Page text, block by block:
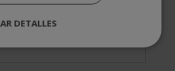
DETALLES